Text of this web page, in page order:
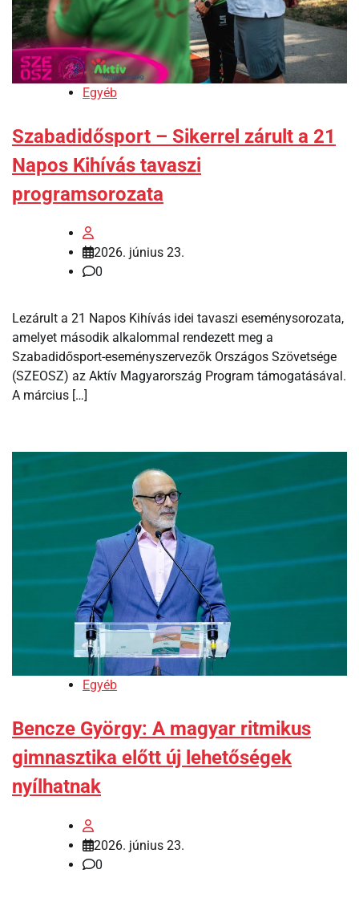
Egyéb
Szabadidősport – Sikerrel zárult a 21
Napos Kihívás tavaszi
programsorozata
2026. június 23.
0
Lezárult a 21 Napos Kihívás idei tavaszi eseménysorozata,
amelyet második alkalommal rendezett meg a
Szabadidősport-eseményszervezők Országos Szövetsége
(SZEOSZ) az Aktív Magyarország Program támogatásával.
A március […]
Egyéb
Bencze György: A magyar ritmikus
gimnasztika előtt új lehetőségek
nyílhatnak
2026. június 23.
0